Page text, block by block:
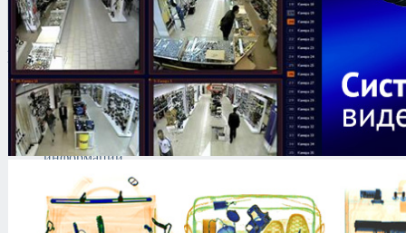
Каталог
Антитеррористическое
оборудование
Поиск и выявление
каналов утечки
информации
Технические средства
защиты информации
Тепловизоры
Криминалистическая